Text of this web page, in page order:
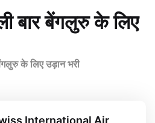
बार बेंगलुरु के लिए
के लिए उड़ान भरी
International Air